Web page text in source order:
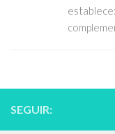
SEGUIR: